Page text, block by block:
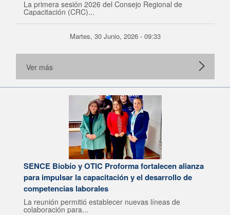
La primera sesión 2026 del Consejo Regional de
Capacitación (CRC)...
Martes, 30 Junio, 2026 - 09:33
Ver más
SENCE Biobío y OTIC Proforma fortalecen alianza
para impulsar la capacitación y el desarrollo de
competencias laborales
La reunión permitió establecer nuevas líneas de
colaboración para...